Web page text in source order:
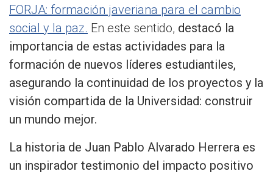
FORJA: formación javeriana para el cambio
social y la paz. En este sentido, destacó la
importancia de estas actividades para la
formación de nuevos líderes estudiantiles,
asegurando la continuidad de los proyectos y la
visión compartida de la Universidad: construir
un mundo mejor.
La historia de Juan Pablo Alvarado Herrera es
un inspirador testimonio del impacto positivo